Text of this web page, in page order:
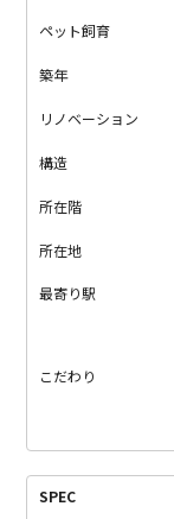
ペット飼育
築年
リノベーション
構造
所在階
所在地
最寄り駅
こだわり
SPEC